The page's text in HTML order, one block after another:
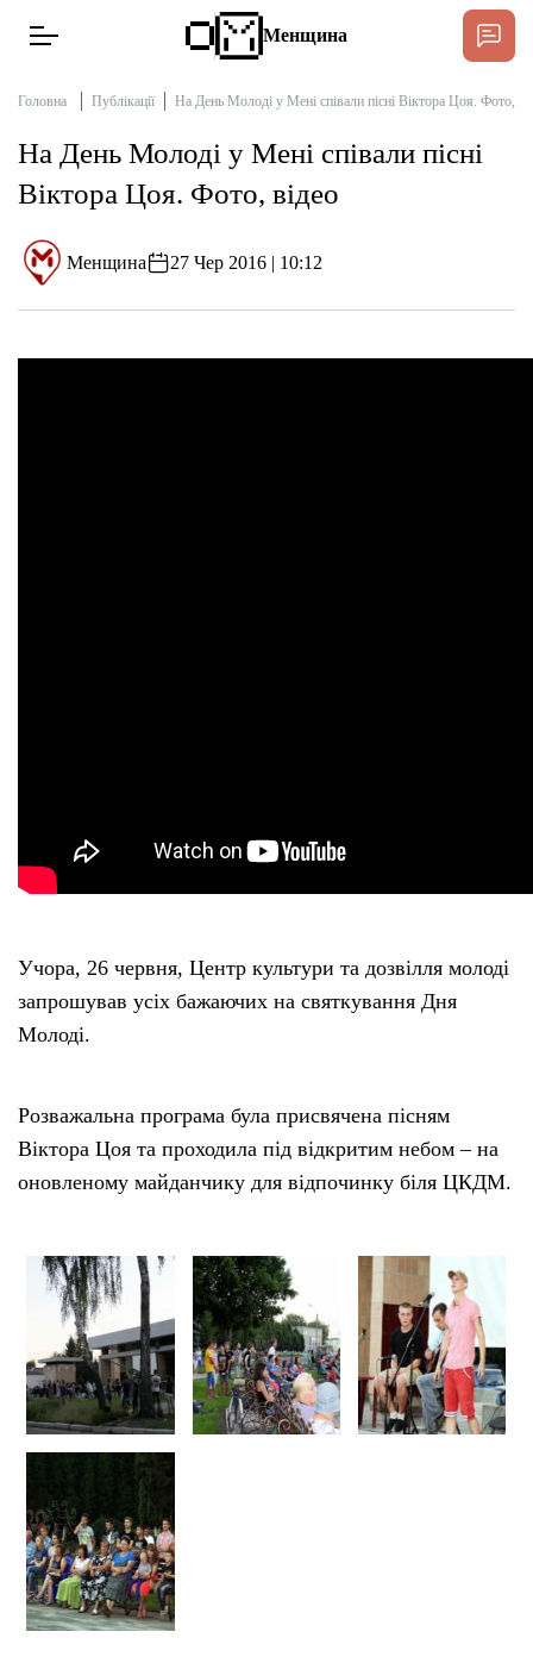
Новини
Інтерв’ю
Підтримати «місцевих»
Етичний кодекс
Менщина
Головна Публікації На День Молоді у Мені співали пісні Віктора Цоя. Фото,
На День Молоді у Мені співали пісні
Віктора Цоя. Фото, відео
Менщина 27 Чер 2016 | 10:12
Учора, 26 червня, Центр культури та дозвілля молоді
запрошував усіх бажаючих на святкування Дня
Молоді.
Розважальна програма була присвячена пісням
Віктора Цоя та проходила під відкритим небом – на
оновленому майданчику для відпочинку біля ЦКДМ.